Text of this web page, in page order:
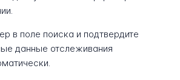
в поле поиска и подтвердите
данные отслеживания